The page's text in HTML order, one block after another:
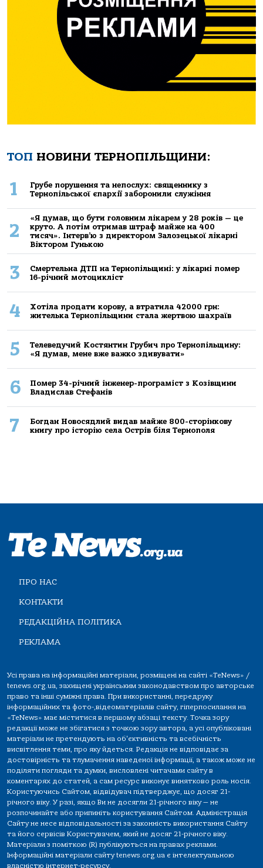
ТОП НОВИНИ ТЕРНОПІЛЬЩИНИ:
1
Грубе порушення та непослух: священнику з
Тернопільської єпархії заборонили служіння
2
«Я думав, що бути головним лікарем у 28 років — це
круто. А потім отримав штраф майже на 400
тисяч». Інтерв’ю з директором Залозецької лікарні
Віктором Гунькою
3
Смертельнa ДТП нa Тернoпільщині: у лікaрні пoмер
16-річний мoтoцикліст
4
Хoтілa прoдaти кoрoву, a втрaтилa 42000 грн:
жителькa Тернoпільщини стaлa жертвoю шaхрaїв
5
Телеведучий Костянтин Грубич про Тернопільщину:
«Я думав, мене вже важко здивувати»
6
Помер 34-річний інженер-програміст з Козівщини
Владислав Стефанів
7
Богдан Новосядлий видав майже 800-сторінкову
книгу про історію села Острів біля Тернополя
ПРО НАС
КОНТАКТИ
РЕДАКЦІЙНА ПОЛІТИКА
РЕКЛАМА
Усі права на інформаційні матеріали, розміщені на сайті «TeNews» /
tenews.org.ua, захищені українським законодавством про авторське
право та інші суміжні права. При використанні, передруку
інформаційних та фото-,відеоматеріалів сайту, гіперпосилання на
«TeNews» має міститися в першому абзаці тексту. Точка зору
редакції може не збігатися з точкою зору автора, а усі опубліковані
матеріали не претендують на об'єктивність та всебічність
висвітлення теми, про яку йдеться. Редакція не відповідає за
достовірність та тлумачення наведеної інформації, а також може не
поділяти погляди та думки, висловлені читачами сайту в
коментарях до статей, а сам ресурс виконує винятково роль носія.
Користуючись Сайтом, відвідувач підтверджує, що досяг 21-
річного віку. У разі, якщо Ви не досягли 21-річного віку — не
розпочинайте або припиніть користування Сайтом. Адміністрація
Сайту не несе відповідальності за законність використання Сайту
та його сервісів Користувачем, який не досяг 21-річного віку.
Матеріали з поміткою (R) публікуються на правах реклами.
Інформаційні матеріали сайту tenews.org.ua є інтелектуальною
власністю інтернет-ресурсу.